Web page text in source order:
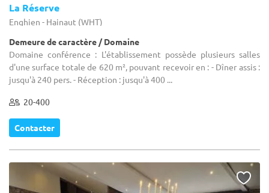
La Réserve
Enghien - Hainaut (WHT)
Demeure de caractère / Domaine
Domaine conférence : L'établissement possède plusieurs salles
d'une surface totale de 620 m², pouvant recevoir en : - Dîner assis :
jusqu'à 240 pers. - Réception : jusqu'à 400 ...
20-400
Contacter